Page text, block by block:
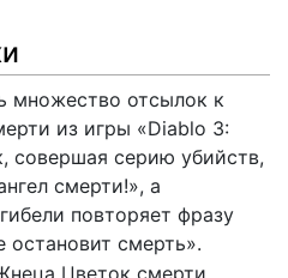
множество отсылок к
из игры «Diablo 3:
совершая серию убийств,
смерти!», а
повторяет фразу
остановит смерть».